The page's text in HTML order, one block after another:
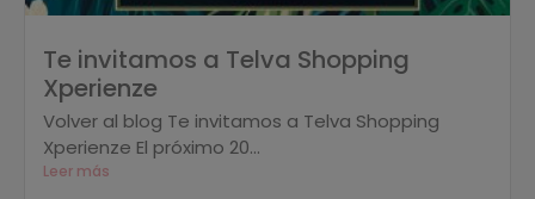
Te invitamos a Telva Shopping
Xperienze
Volver al blog Te invitamos a Telva Shopping
Xperienze El próximo 20...
Leer más